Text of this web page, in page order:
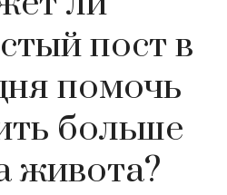
пост в
помочь
больше
живота?